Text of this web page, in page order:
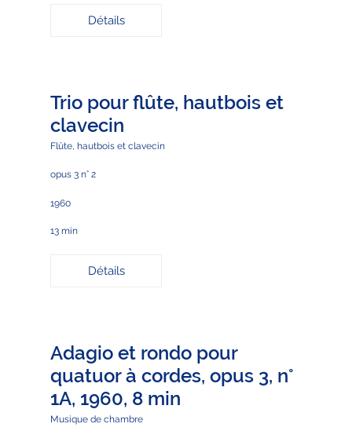
Détails
Trio pour flûte, hautbois et
clavecin
Flûte, hautbois et clavecin
opus 3 n° 2
1960
13 min
Détails
Adagio et rondo pour
quatuor à cordes, opus 3, n°
1A, 1960, 8 min
Musique de chambre